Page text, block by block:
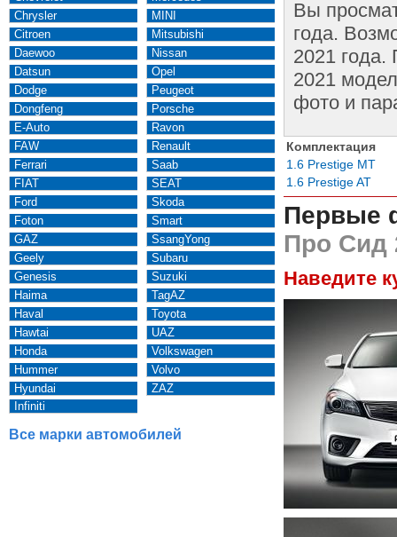
Chrysler
Citroen
Daewoo
Datsun
Dodge
Dongfeng
E-Auto
FAW
Ferrari
FIAT
Ford
Foton
GAZ
Geely
Genesis
Haima
Haval
Hawtai
Honda
Hummer
Hyundai
Infiniti
MINI
Mitsubishi
Nissan
Opel
Peugeot
Porsche
Ravon
Renault
Saab
SEAT
Skoda
Smart
SsangYong
Subaru
Suzuki
TagAZ
Toyota
UAZ
Volkswagen
Volvo
ZAZ
Все марки автомобилей
Вы
года.
2021 года.
2021
фото и
Комплектация
1.6 Prestige MT
1.6 Prestige AT
Первые
Про Сид
Наведите